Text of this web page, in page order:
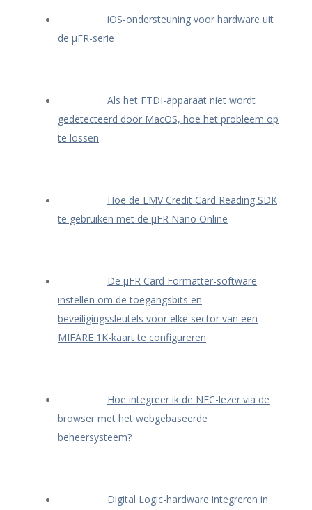
iOS-ondersteuning voor hardware uit
de μFR-serie
Als het FTDI-apparaat niet wordt
gedetecteerd door MacOS, hoe het probleem op
te lossen
Hoe de EMV Credit Card Reading SDK
te gebruiken met de μFR Nano Online
De μFR Card Formatter-software
instellen om de toegangsbits en
beveiligingssleutels voor elke sector van een
MIFARE 1K-kaart te configureren
Hoe integreer ik de NFC-lezer via de
browser met het webgebaseerde
beheersysteem?
Digital Logic-hardware integreren in